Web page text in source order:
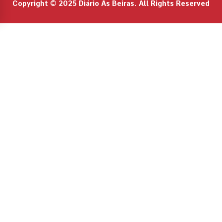
Copyright © 2025 Diário As Beiras. All Rights Reserved